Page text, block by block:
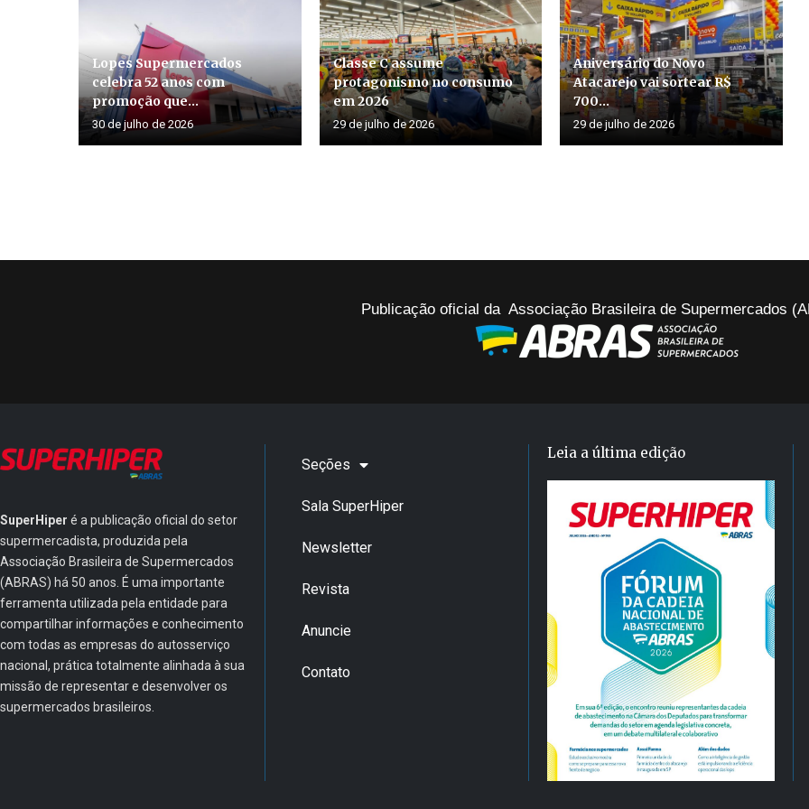
Lopes Supermercados
celebra 52 anos com
promoção que...
30 de julho de 2026
Classe C assume
protagonismo no consumo
em 2026
29 de julho de 2026
Aniversário do Novo
Atacarejo vai sortear R$
700...
29 de julho de 2026
Publicação oficial da Associação Brasileira de Supermercados
SuperHiper é a publicação oficial do setor
supermercadista, produzida pela
Associação Brasileira de Supermercados
(ABRAS) há 50 anos. É uma importante
ferramenta utilizada pela entidade para
compartilhar informações e conhecimento
com todas as empresas do autosserviço
nacional, prática totalmente alinhada à sua
missão de representar e desenvolver os
supermercados brasileiros.
Seções
Sala SuperHiper
Newsletter
Revista
Anuncie
Contato
Leia a última edição